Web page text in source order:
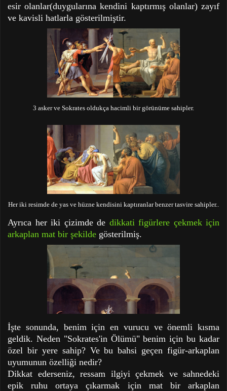
esir olanlar(duygularına kendini kaptırmış olanlar) zayıf
ve kavisli hatlarla gösterilmiştir.
3 asker ve Sokrates oldukça hacimli bir görünüme sahipler.
Her iki resimde de yas ve hüzne kendisini kaptıranlar benzer tasvire sahipler..
Ayrıca her iki çizimde de dikkati figürlere çekmek için
arkaplan mat bir şekilde gösterilmiş.
İşte sonunda, benim için en vurucu ve önemli kısma
geldik. Neden "Sokrates'in Ölümü" benim için bu kadar
özel bir yere sahip? Ve bu bahsi geçen figür-arkaplan
uyumunun özelliği nedir?
Dikkat ederseniz, ressam ilgiyi çekmek ve sahnedeki
epik ruhu ortaya çıkarmak için mat bir arkaplan